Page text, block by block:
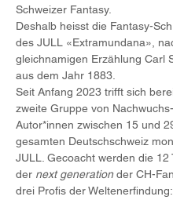
Schweizer Fantasy.
Deshalb heisst die Fantasy-
des JULL «Extramundana»,
gleichnamigen Erzählung Carl
aus dem Jahr 1883.
Seit Anfang 2023 trifft sich
zweite Gruppe von
Autor*innen zwischen 15 und
gesamten Deutschschweiz
JULL. Gecoacht werden die 12
der next generation der CH-
drei Profis der Weltenerfindung: